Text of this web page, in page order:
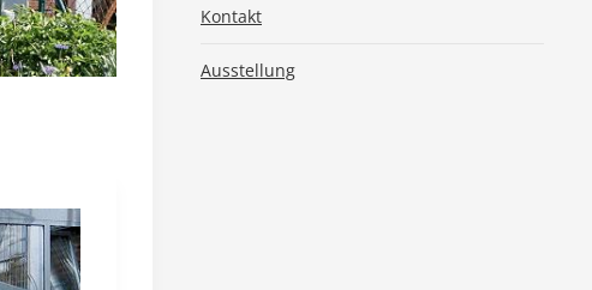
Kontakt
Ausstellung